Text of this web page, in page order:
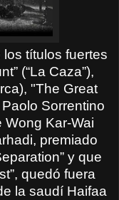
títulos fuertes
(“La Caza”),
"The Great
Sorrentino
Wong Kar-Wai
premiado
y que
quedó fuera
la saudí Haifaa